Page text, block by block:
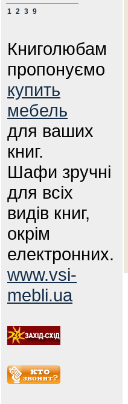
1 2 3 9
Книголюбам
пропонуємо
купить
мебель
для ваших
книг.
Шафи зручні
для всіх
видів книг,
окрім
електронних.
www.vsi-
mebli.ua